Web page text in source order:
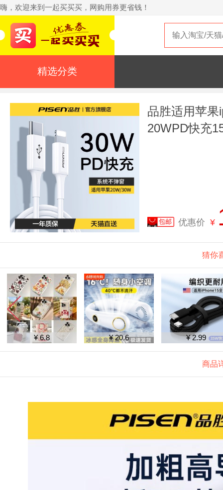
嗨，欢迎来到一起买买买，网购用券更省钱！
精选分类
品胜适用苹果
20WPD快充
优惠价 ¥
猜你
¥ 6.8 ¥ 20.6 ¥ 2.99
商品